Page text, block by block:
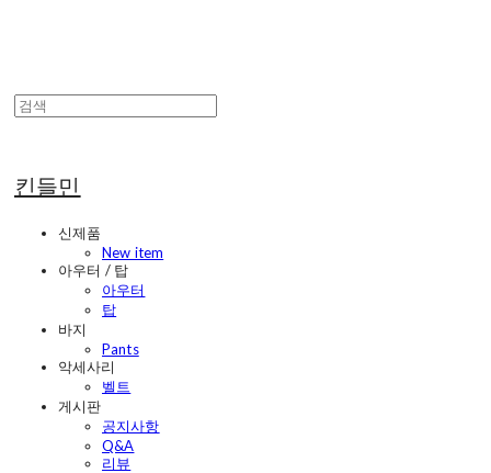
킨들민
신제품
New item
아우터 / 탑
아우터
탑
바지
Pants
악세사리
벨트
게시판
공지사항
Q&A
리뷰